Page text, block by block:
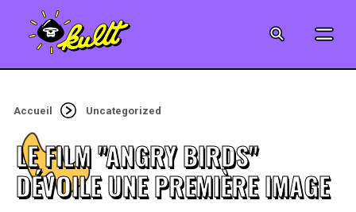
MUSIQUE
Accueil Uncategorized
LE FILM "ANGRY BIRDS"
DÉVOILE UNE PREMIÈRE IMAGE